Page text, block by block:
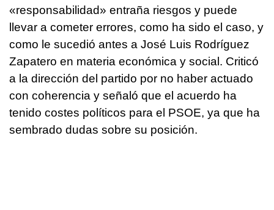
«responsabilidad» entraña riesgos y puede
llevar a cometer errores, como ha sido el caso, y
como le sucedió antes a José Luis Rodríguez
Zapatero en materia económica y social. Criticó
a la dirección del partido por no haber actuado
con coherencia y señaló que el acuerdo ha
tenido costes políticos para el PSOE, ya que ha
sembrado dudas sobre su posición.